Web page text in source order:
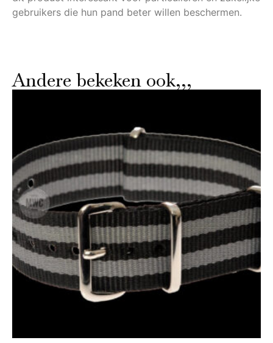
gebruikers die hun pand beter willen beschermen.
Andere bekeken ook,,,